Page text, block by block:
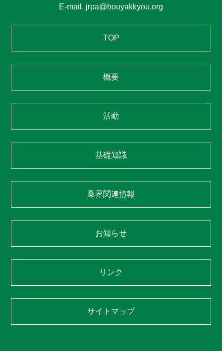
TOP
概要
活動
基礎知識
業界関連情報
お知らせ
リンク
サイトマップ
E-mail. jrpa@houyakkyou.org